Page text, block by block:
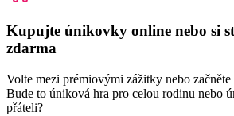
Kupujte únikovky online nebo si
zdarma
Volte mezi prémiovými zážitky nebo
Bude to úniková hra pro celou rodinu nebo
přáteli?